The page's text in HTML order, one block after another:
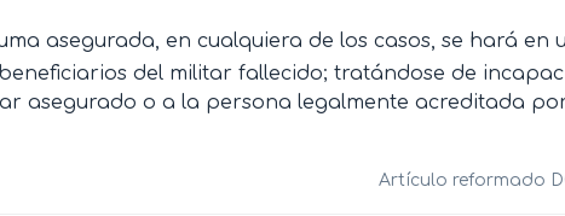
asegurada, en cualquiera de los casos, se hará en
del militar fallecido; tratándose de
asegurado o a la persona legalmente acreditada
Artículo reformado